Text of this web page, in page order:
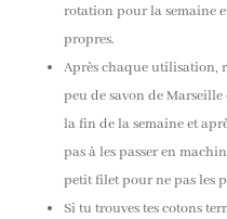
rotation pour la semaine
propres.
Après chaque utilisation,
peu de savon de Marseille
la fin de la semaine et
pas à les passer en
petit filet pour ne pas les
Si tu trouves tes cotons